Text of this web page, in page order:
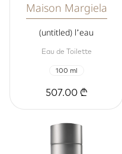
Maison Margiela
(untitled) l’eau
Eau de Toilette
100 ml
507.00 ₾